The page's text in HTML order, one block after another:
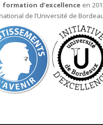
formation d’excellence en
de l’Université de